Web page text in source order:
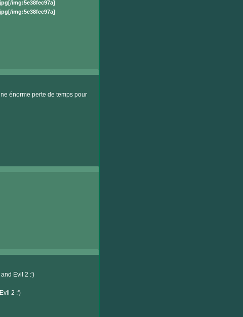
img:5e38fec97a]
img:5e38fec97a]
énorme perte de temps pour
Evil 2 :')
2 :')